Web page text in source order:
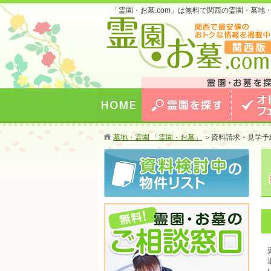
「霊園・お墓.com」は無料で関西の霊園・墓
お墓のことなら霊園・お墓.com 関西版 関西
最安値のおトクな情報を掲載中！
墓地・霊園 「霊園・お墓」 ＞ 資料請求・見学予